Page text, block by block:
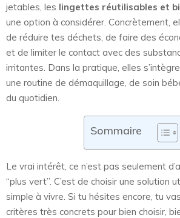
jetables, les lingettes réutilisables et
une option à considérer. Concrètement,
de réduire tes déchets, de faire des
et de limiter le contact avec des
irritantes. Dans la pratique, elles
une routine de démaquillage, de soin
du quotidien.
Sommaire
Le vrai intérêt, ce n’est pas seulement
“plus vert”. C’est de choisir une solution
simple à vivre. Si tu hésites encore, tu
critères très concrets pour bien choisir,